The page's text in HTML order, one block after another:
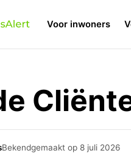
Voor inwoners
Bekendgemaakt op 8 juli 2026